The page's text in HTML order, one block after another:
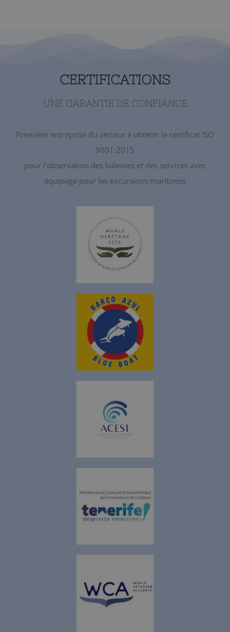
CERTIFICATIONS
UNE GARANTIE DE CONFIANCE
Première entreprise du secteur à obtenir le certificat ISO
9001:2015
pour l’observation des baleines et des services avec
équipage pour les excursions maritimes